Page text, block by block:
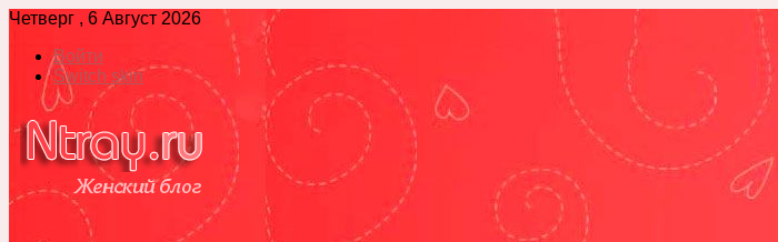
Четверг , 6 Август 2026
Войти
Switch skin